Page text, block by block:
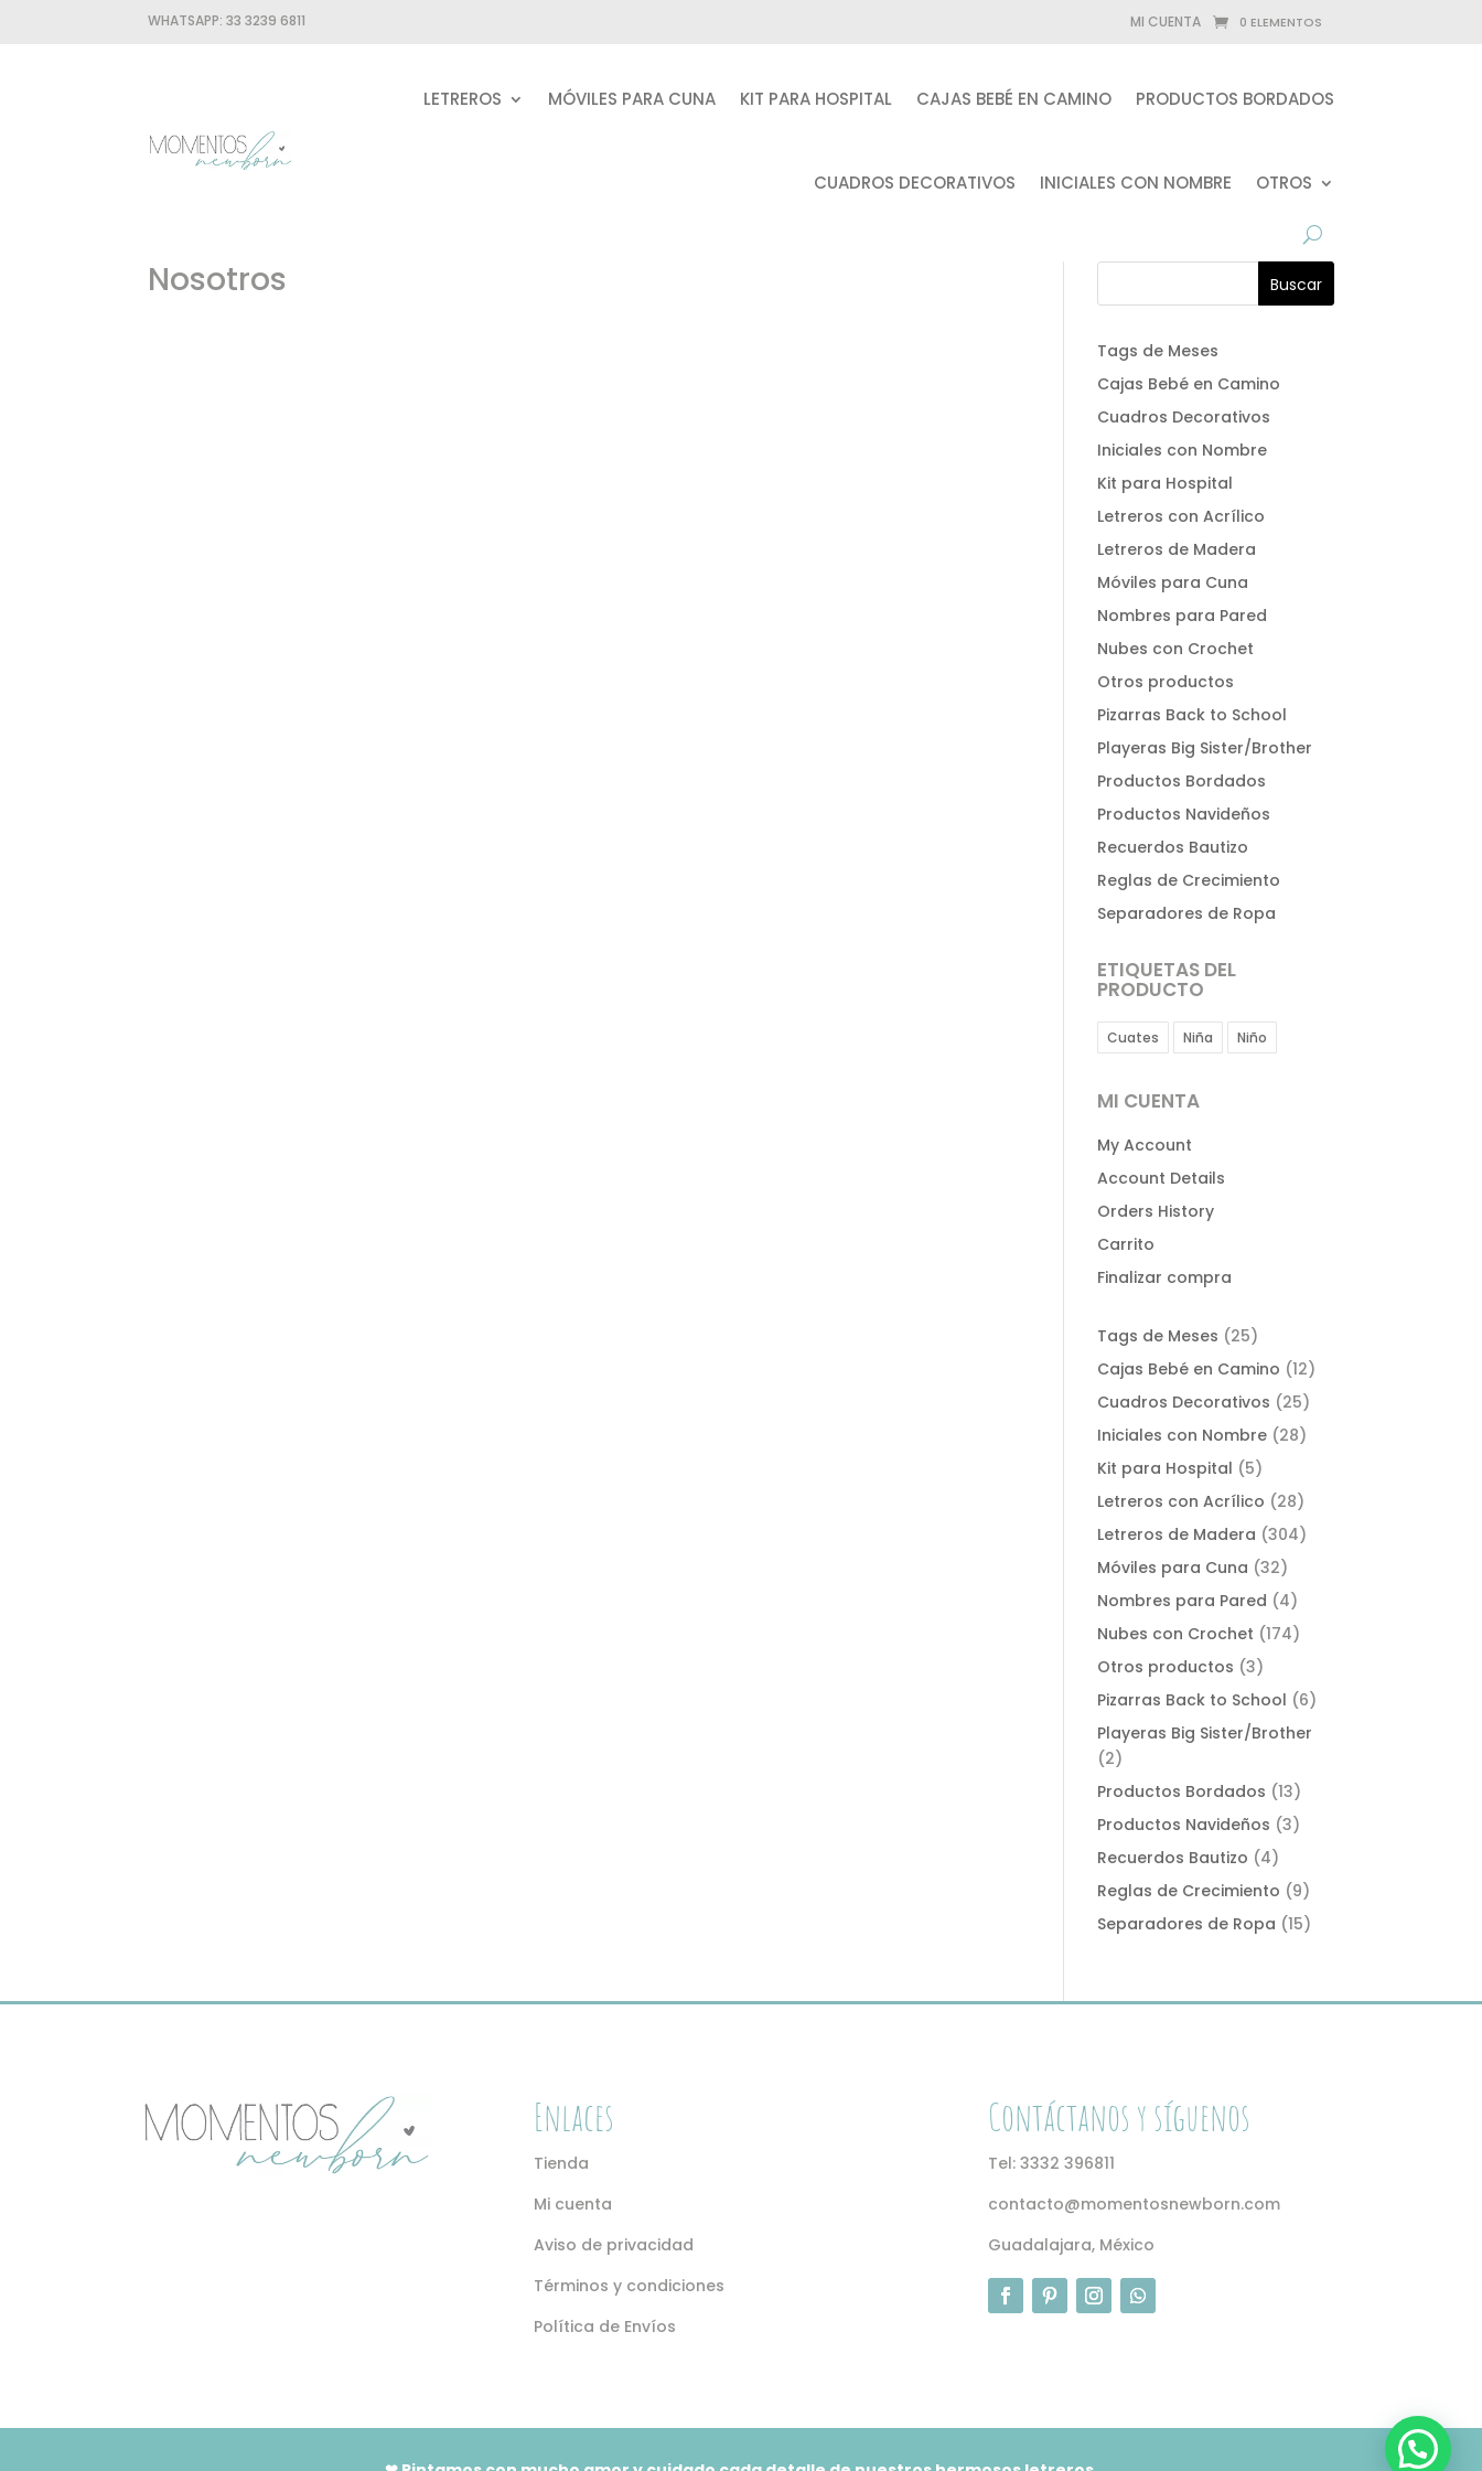
WHATSAPP:33 3239 6811 MI CUENTA 0 ELEMENTOS
LETREROS MÓVILES PARA CUNA KIT PARA HOSPITAL CAJAS BEBÉ EN CAMINO PRODUCTOS BORDADOS
CUADROS DECORATIVOS INICIALES CON NOMBRE OTROS
Nosotros
Tags de Meses
Cajas Bebé en Camino
Cuadros Decorativos
Iniciales con Nombre
Kit para Hospital
Letreros con Acrílico
Letreros de Madera
Móviles para Cuna
Nombres para Pared
Nubes con Crochet
Otros productos
Pizarras Back to School
Playeras Big Sister/Brother
Productos Bordados
Productos Navideños
Recuerdos Bautizo
Reglas de Crecimiento
Separadores de Ropa
ETIQUETAS DEL
PRODUCTO
Cuates Niña Niño
MI CUENTA
My Account
Account Details
Orders History
Carrito
Finalizar compra
Tags de Meses 2525
productos
Cajas Bebé en Camino 1212
productos
Cuadros Decorativos 2525
productos
Iniciales con Nombre 2828
Kit para Hospital 55
productos
Letreros con Acrílico 2828
productos
Letreros de Madera 304304
Móviles para Cuna 3232
productos
Nombres para Pared 44
productos
Nubes con Crochet 174174
Otros productos 33
productos
Pizarras Back to School 66
productos
Playeras Big Sister/Brother
22
productos
Productos Bordados 1313
productos
Productos Navideños 33
Recuerdos Bautizo 44
productos
Reglas de Crecimiento 99
productos
Separadores de Ropa 1515
Enlaces
Tienda
Mi cuenta
Aviso de privacidad
Términos y condiciones
Política de Envíos
Contáctanos y síguenos
Tel: 3332 396811
contacto@momentosnewborn.com
Guadalajara, México